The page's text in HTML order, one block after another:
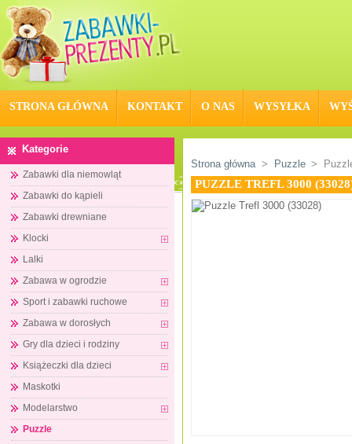
STRONA GŁÓWNA KONTAKT O NAS WYSYŁKA
Kategorie
Zabawki dla niemowląt
Zabawki do kąpieli
Zabawki drewniane
Klocki
Lalki
Zabawa w ogrodzie
Sport i zabawki ruchowe
Zabawa w dorosłych
Gry dla dzieci i rodziny
Książeczki dla dzieci
Maskotki
Modelarstwo
Puzzle
Strona główna > Puzzle >
PUZZLE TREFL 3000